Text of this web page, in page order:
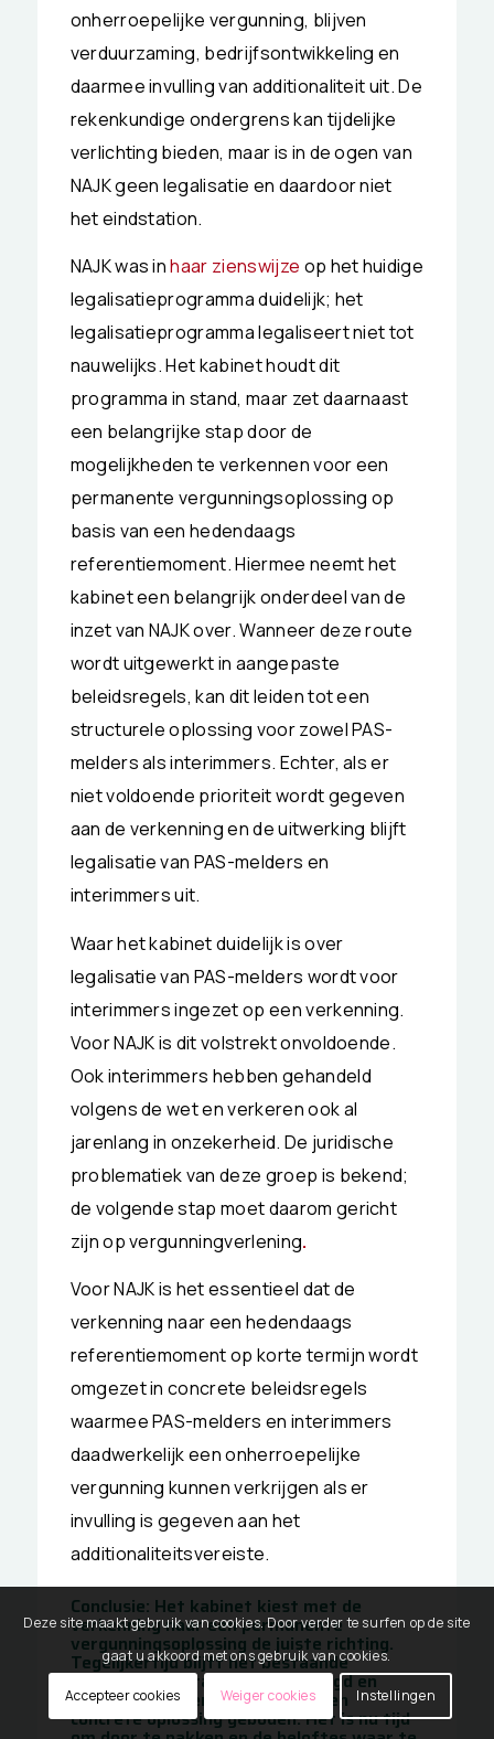
onherroepelijke vergunning, blijven
verduurzaming, bedrijfsontwikkeling en
daarmee invulling van additionaliteit uit. De
rekenkundige ondergrens kan tijdelijke
verlichting bieden, maar is in de ogen van
NAJK geen legalisatie en daardoor niet
het eindstation.
NAJK was inhaar zienswijze op het huidige
legalisatieprogramma duidelijk; het
legalisatieprogramma legaliseert niet tot
nauwelijks. Het kabinet houdt dit
programma in stand, maar zet daarnaast
een belangrijke stap door de
mogelijkheden te verkennen voor een
permanente vergunningsoplossing op
basis van een hedendaags
referentiemoment. Hiermee neemt het
kabinet een belangrijk onderdeel van de
inzet van NAJK over. Wanneer deze route
wordt uitgewerkt in aangepaste
beleidsregels, kan dit leiden tot een
structurele oplossing voor zowel PAS-
melders als interimmers. Echter, als er
niet voldoende prioriteit wordt gegeven
aan de verkenning en de uitwerking blijft
legalisatie van PAS-melders en
interimmers uit.
Waar het kabinet duidelijk is over
legalisatie van PAS-melders wordt voor
interimmers ingezet op een verkenning.
Voor NAJK is dit volstrekt onvoldoende.
Ook interimmers hebben gehandeld
volgens de wet en verkeren ook al
jarenlang in onzekerheid. De juridische
problematiek van deze groep is bekend;
de volgende stap moet daarom gericht
zijn op vergunningverlening.
Voor NAJK is het essentieel dat de
verkenning naar een hedendaags
referentiemoment op korte termijn wordt
omgezet in concrete beleidsregels
waarmee PAS-melders en interimmers
daadwerkelijk een onherroepelijke
vergunning kunnen verkrijgen als er
invulling is gegeven aan het
additionaliteitsvereiste.
Conclusie: Het kabinet kiest met de
verkenning naar een permanente
vergunningsoplossing de juiste richting.
Tegelijkertijd blijft het bestaande
legalisatieprogramma ongewijzigd en
wordt voor interimmers nog geen
concrete oplossing geboden. Het is nu tijd
Deze site maakt gebruik van cookies. Door verder te surfen op de site
gaat u akkoord met ons gebruik van cookies.
Accepteer cookies Weiger cookies Instellingen